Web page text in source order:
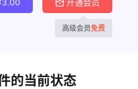
3.00 开通会员
高级会员免费
的当前状态